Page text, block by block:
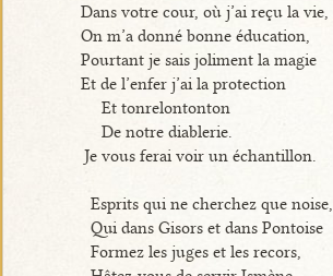
Dans votre cour, où j’ai reçu la vie,
On m’a donné bonne éducation,
Pourtant je sais joliment la magie
Et de l’enfer j’ai la protection
Et tonrelontonton
De notre diablerie.
Je vous ferai voir un échantillon.
Esprits qui ne cherchez que noise,
Qui dans Gisors et dans Pontoise
Formez les juges et les recors,